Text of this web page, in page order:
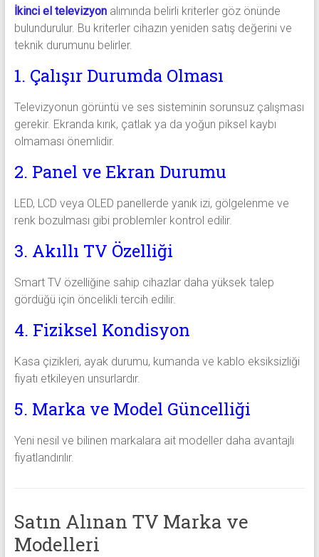
İkinci el televizyonalımında belirli kriterler göz önünde
bulundurulur. Bu kriterler cihazın yeniden satış değerini ve
teknik durumunu belirler.
1. Çalışır Durumda Olması
Televizyonun görüntü ve ses sisteminin sorunsuz çalışması
gerekir. Ekranda kırık, çatlak ya da yoğun piksel kaybı
olmaması önemlidir.
2. Panel ve Ekran Durumu
LED, LCD veya OLED panellerde yanık izi, gölgelenme ve
renk bozulması gibi problemler kontrol edilir.
3. Akıllı TV Özelliği
Smart TV özelliğine sahip cihazlar daha yüksek talep
gördüğü için öncelikli tercih edilir.
4. Fiziksel Kondisyon
Kasa çizikleri, ayak durumu, kumanda ve kablo eksiksizliği
fiyatı etkileyen unsurlardır.
5. Marka ve Model Güncelliği
Yeni nesil ve bilinen markalara ait modeller daha avantajlı
fiyatlandırılır.
Satın Alınan TV Marka ve
Modelleri